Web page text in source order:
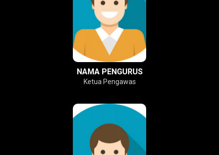
NAMA PENGURUS
Ketua Pengawas